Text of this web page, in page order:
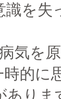
識を失
気を
的に
ありま